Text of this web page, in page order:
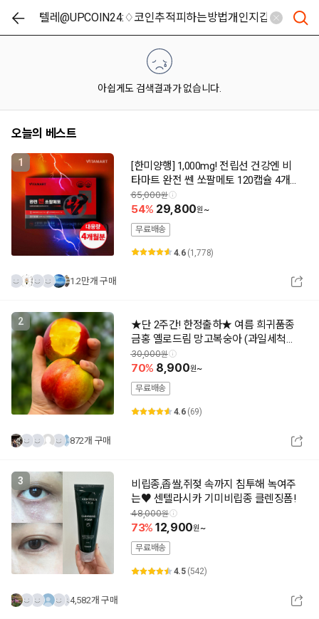
아쉽게도 검색결과가 없습니다.
오늘의 베스트
1
[한미양행] 1,000mg! 전립선 건강엔 비
타마트 완전 쎈 쏘팔메토 120캡슐 4개월
분(추가할인)
65,000
54 29,800
~
무료배송
4.6 (1,778)
1.2만개 구매
2
★단 2주간! 한정출하★ 여름 희귀품종
금홍 옐로드림 망고복숭아 (과일세척제
증정)
30,000
70 8,900
~
무료배송
4.6 (69)
872개 구매
3
비립종,좁쌀,쥐젖 속까지 침투해 녹여주
는♥ 센텔라시카 기미비립종 클렌징폼!
48,000
73 12,900
~
무료배송
4.5 (542)
4,582개 구매